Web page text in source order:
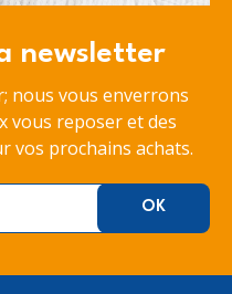
newsletter
nous vous enverrons
vous reposer et des
vos prochains achats.